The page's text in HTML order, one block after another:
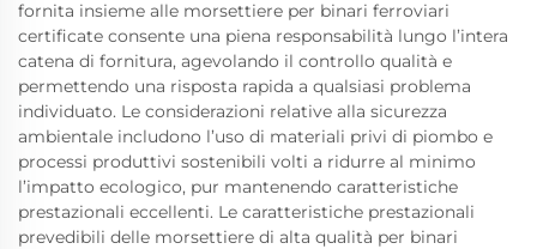
fornita insieme alle morsettiere per binari ferroviari
certificate consente una piena responsabilità lungo l’intera
catena di fornitura, agevolando il controllo qualità e
permettendo una risposta rapida a qualsiasi problema
individuato. Le considerazioni relative alla sicurezza
ambientale includono l’uso di materiali privi di piombo e
processi produttivi sostenibili volti a ridurre al minimo
l’impatto ecologico, pur mantenendo caratteristiche
prestazionali eccellenti. Le caratteristiche prestazionali
prevedibili delle morsettiere di alta qualità per binari